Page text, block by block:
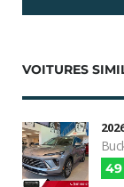
VOITURES
49